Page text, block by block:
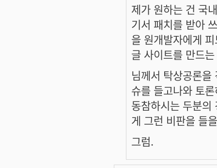
제가 원하는 건 국
기서 패치를 받아
을 원개발자에게
글 사이트를 만드
님께서 탁상공론
슈를 들고나와 토
동참하시는 두분의
게 그런 비판을 들
그럼.